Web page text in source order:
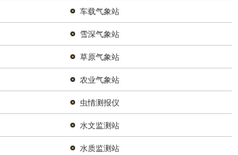
车载气象站
雪深气象站
草原气象站
农业气象站
虫情测报仪
水文监测站
水质监测站